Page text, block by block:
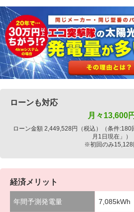
ローンも対応
月々13,600円
ローン金額 2,449,528円（税込）（条件
月1日現在」）
※初回のみ15,128
経済メリット
年間予測発電量 7,085kWh